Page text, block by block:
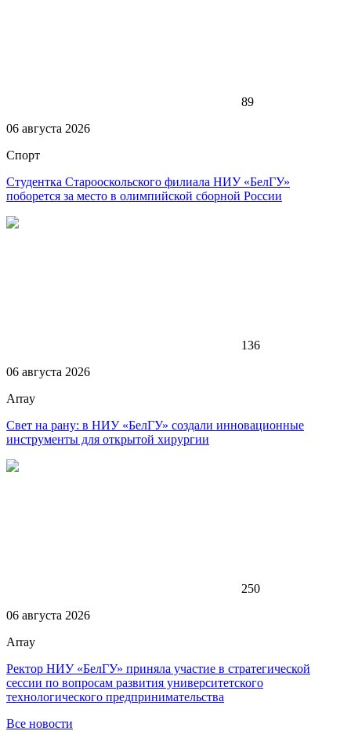
89
06 августа 2026
Спорт
Студентка Старооскольского филиала НИУ «БелГУ»
поборется за место в олимпийской сборной России
136
06 августа 2026
Array
Свет на рану: в НИУ «БелГУ» создали инновационные
инструменты для открытой хирургии
250
06 августа 2026
Array
Ректор НИУ «БелГУ» приняла участие в стратегической
сессии по вопросам развития университетского
технологического предпринимательства
Все новости